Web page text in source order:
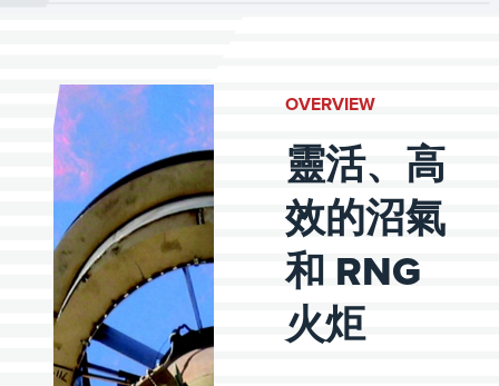
OVERVIEW
靈活、高
效的沼氣
和 RNG
火炬